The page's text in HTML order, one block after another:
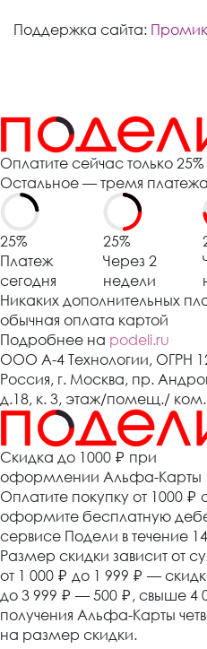
Поддержка сайта:
Оплатите сейчас только
Остальное — тремя
25%
Платеж
сегодня
25%
Через 2
недели
Никаких дополнительных
обычная оплата картой
Подробнее на podeli.ru
ООО А-4 Технологии, ОГРН
Россия, г. Москва, пр.
д.18, к. 3, этаж/помещ./
Cкидка до 1000 ₽ при
оформлении Альфа-Карты
Оплатите покупку от 1000 ₽
оформите бесплатную
сервисе Подели в течение
Размер скидки зависит от
от 1 000 ₽ до 1 999 ₽ —
до 3 999 ₽ — 500 ₽ , свыше 4
получения Альфа-Карты
на размер скидки.